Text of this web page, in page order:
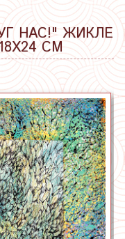
НАС!" ЖИКЛЕ
СМ